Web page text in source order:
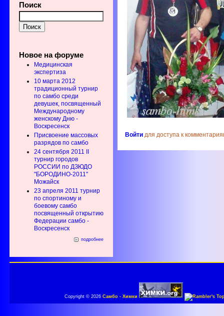
Поиск
Новое на форуме
Медицинская
экспертиза
10 марта 2012
традиционный турнир
по самбо среди
девушек, посвященный
Международному
женскому Дню -
Воскресенск
Присвоение массовых
разрядов по самбо
24 сентября 2011 II
турнир городов
РОССИИ по ДЗЮДО
"БОРОДИНО-2011"
Можайск
23 апреля 2011 турнир
по спортиному и
боевому самбо
посвященный открытию
Федерации самбо -
Воскресенск
подробнее
Войти для доступа к
Copyright © 2026Самбо - Химки